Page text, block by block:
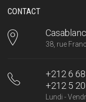
CONTACT
38, rue
+212 6
+212 5
Lundi -